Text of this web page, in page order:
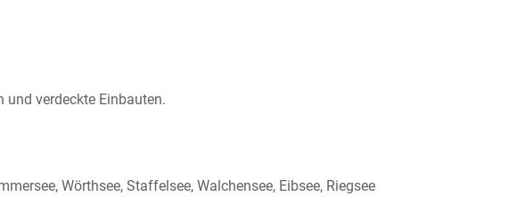
und verdeckte Einbauten.
Wörthsee, Staffelsee, Walchensee, Eibsee, Riegsee